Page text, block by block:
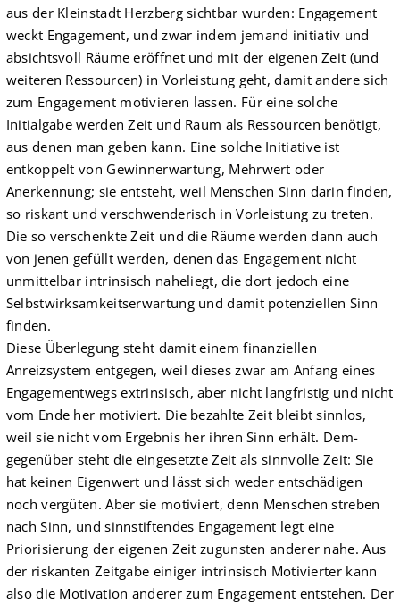
aus der Kleinstadt Herzberg sichtbar wurden: Engagement
weckt Engagement, und zwar indem jemand initiativ und
absichtsvoll Räume eröffnet und mit der eigenen Zeit (und
weiteren Ressourcen) in Vorleistung geht, damit andere sich
zum Engagement motivieren lassen. Für eine solche
Initialgabe werden Zeit und Raum als Ressourcen benötigt,
aus denen man geben kann. Eine solche Initiative ist
entkoppelt von Gewinnerwartung, Mehrwert oder
Anerkennung; sie entsteht, weil Menschen Sinn darin finden,
so riskant und verschwenderisch in Vorleistung zu treten.
Die so verschenkte Zeit und die Räume werden dann auch
von jenen gefüllt werden, denen das Engagement nicht
unmittelbar intrinsisch naheliegt, die dort jedoch eine
Selbstwirksamkeitserwartung und damit potenziellen Sinn
finden.
Diese Überlegung steht damit einem finanziellen
Anreizsystem entgegen, weil dieses zwar am Anfang eines
Engagementwegs extrinsisch, aber nicht langfristig und nicht
vom Ende her motiviert. Die bezahlte Zeit bleibt sinnlos,
weil sie nicht vom Ergebnis her ihren Sinn erhält. Dem­
gegenüber steht die eingesetzte Zeit als sinnvolle Zeit: Sie
hat keinen Eigenwert und lässt sich weder entschädigen
noch vergüten. Aber sie motiviert, denn Menschen streben
nach Sinn, und sinnstiftendes Engagement legt eine
Priorisierung der eigenen Zeit zugunsten anderer nahe. Aus
der riskanten Zeitgabe einiger intrinsisch Motivierter kann
also die Motivation anderer zum Engagement entstehen. Der